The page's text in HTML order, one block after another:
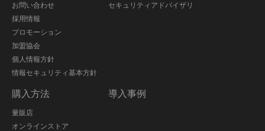
お問い合わせ
採用情報
プロモーション
加盟協会
個人情報方針
情報セキュリティ基本方針
セキュリティアドバイザリ
購入方法
量販店
オンラインストア
導入事例